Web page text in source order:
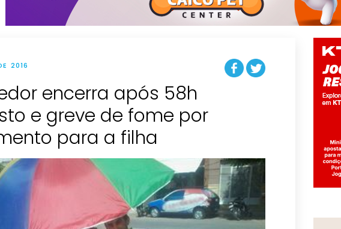
2016
encerra após 58h
e greve de fome por
para a filha